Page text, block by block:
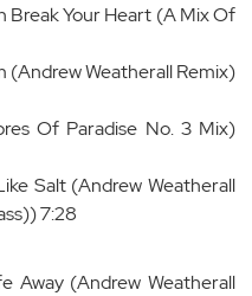
Break Your Heart (A Mix Of
Weatherall Remix)
Of Paradise No. 3 Mix)
Salt (Andrew Weatherall
7:28
Away (Andrew Weatherall